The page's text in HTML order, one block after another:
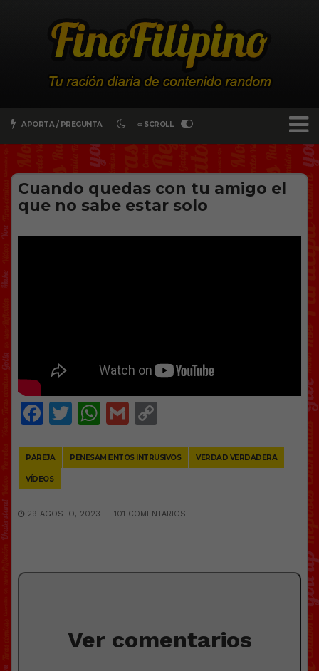
APORTA / PREGUNTA ∞ SCROLL
Cuando quedas con tu amigo el
que no sabe estar solo
Facebook
Twitter
WhatsApp
Gmail
PAREJA PENESAMIENTOS INTRUSIVOS VERDAD VERDADERA
VÍDEOS
29 AGOSTO, 2023 101 COMENTARIOS
Ver comentarios